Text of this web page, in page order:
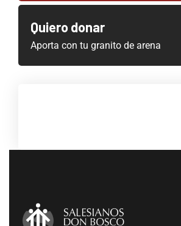
Quiero donar
Aporta con tu granito de arena